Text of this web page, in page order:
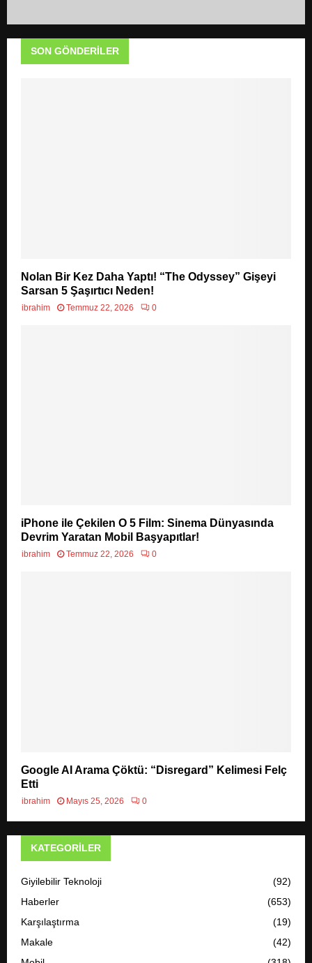
SON GÖNDERILER
Nolan Bir Kez Daha Yaptı! “The Odyssey” Gişeyi
Sarsan 5 Şaşırtıcı Neden!
ibrahim Temmuz 22, 2026 0
iPhone ile Çekilen O 5 Film: Sinema Dünyasında
Devrim Yaratan Mobil Başyapıtlar!
ibrahim Temmuz 22, 2026 0
Google AI Arama Çöktü: “Disregard” Kelimesi Felç
Etti
ibrahim Mayıs 25, 2026 0
KATEGORILER
Giyilebilir Teknoloji
(92)
Haberler
(653)
Karşılaştırma
(19)
Makale
(42)